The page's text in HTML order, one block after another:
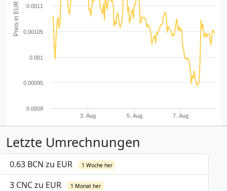
Preis in EUR
3. Aug 5. Aug 7. Aug
0.0009
0.00095
0.001
0.00105
0.0011
Letzte Umrechnungen
0.63 BCN zu EUR 1 Woche her
3 CNC zu EUR 1 Monat her